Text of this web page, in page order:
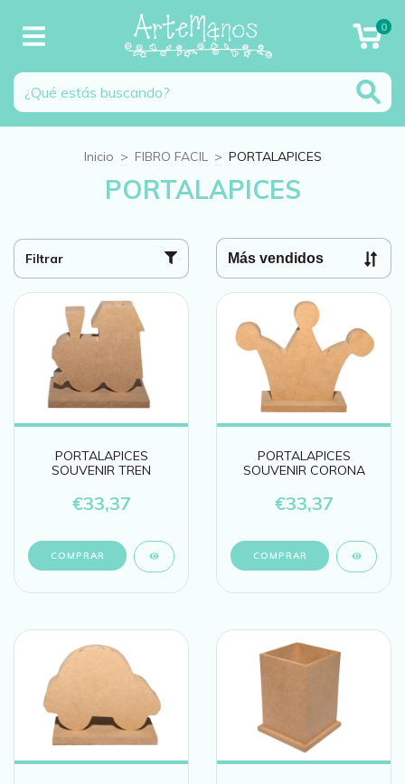
0
Inicio > FIBRO FACIL > PORTALAPICES
PORTALAPICES
Filtrar
PORTALAPICES
SOUVENIR TREN
€33,37
PORTALAPICES
SOUVENIR CORONA
€33,37